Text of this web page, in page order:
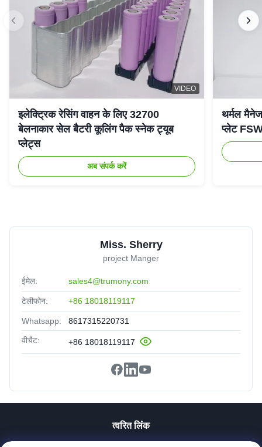
VIDEO
इलेक्ट्रिक रेसिंग वाहन के लिए 32700
बेलनाकार सेल बैटरी कूलिंग पैक स्नेक ट्यूब
प्लेट्स
अब संपर्क करें
थर्मल
प्लेट
Miss. Sherry
project Manger
ईमेल: sales4@trumony.com
टेलीफोन: +86 18018119117
Whatsapp: 8617315220731
वीचैट: +86 18018119117
त्वरित लिंक
घर